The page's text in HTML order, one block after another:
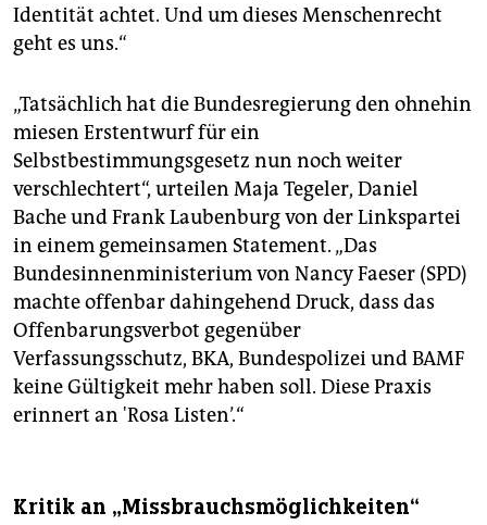
Identität achtet. Und um dieses Menschenrecht
geht es uns.“
„Tatsächlich hat die Bundesregierung den ohnehin
miesen Erstentwurf für ein
Selbstbestimmungsgesetz nun noch weiter
verschlechtert“, urteilen Maja Tegeler, Daniel
Bache und Frank Laubenburg von der Linkspartei
in einem gemeinsamen Statement. „Das
Bundesinnenministerium von Nancy Faeser (SPD)
machte offenbar dahingehend Druck, dass das
Offenbarungsverbot gegenüber
Verfassungsschutz, BKA, Bundespolizei und BAMF
keine Gültigkeit mehr haben soll. Diese Praxis
erinnert an 'Rosa Listen’.“
Kritik an „Missbrauchsmöglichkeiten“